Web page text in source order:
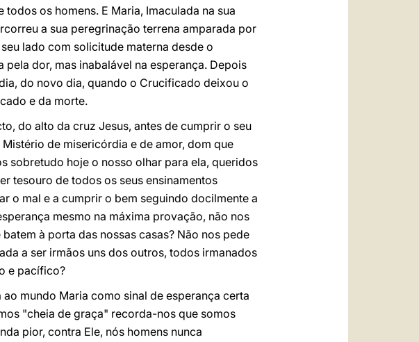
os homens. E Maria, Imaculada na sua
a sua peregrinação terrena amparada por
lado com solicitude materna desde o
dor, mas inabalável na esperança. Depois
do novo dia, quando o Crucificado deixou o
e da morte.
do alto da cruz Jesus, antes de cumprir o seu
de misericórdia e de amor, dom que
sobretudo hoje o nosso olhar para ela, queridos
tesouro de todos os seus ensinamentos
o mal e a cumprir o bem seguindo docilmente a
mesmo na máxima provação, não nos
à porta das nossas casas? Não nos pede
a ser irmãos uns dos outros, todos irmanados
e pacífico?
mundo Maria como sinal de esperança certa
"cheia de graça" recorda-nos que somos
pior, contra Ele, nós homens nunca